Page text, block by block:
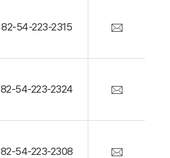
82-54-223-2315
82-54-223-2324
82-54-223-2308